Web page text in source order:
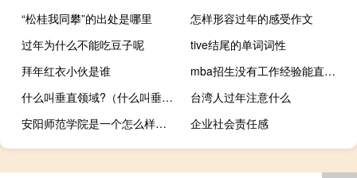
“松桂我同攀”的出处是哪里
怎样形容过年的感受作文
过年为什么不能吃豆子呢
tive结尾的单词词性
拜年红衣小伙是谁
mba招生没有工作经验能直接报考吗
什么叫垂直领域?（什么叫垂直领域）
台湾人过年注意什么
安阳师范学院是一个怎么样的学校呢
企业社会责任感